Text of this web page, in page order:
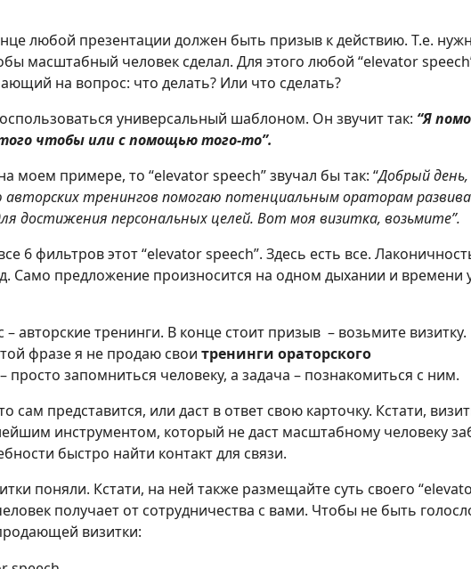
любой презентации должен быть призыв к действию. Т.е.
масштабный человек сделал. Для этого любой “elevator
на вопрос: что делать? Или что сделать?
универсальный шаблоном. Он звучит так: “Я
чтобы или с помощью того-то”.
моем примере, то “elevator speech” звучал бы так: “Добрый день,
тренингов помогаю потенциальным ораторам
достижения персональных целей. Вот моя визитка, возьмите”.
6 фильтров этот “elevator speech”. Здесь есть все.
Само предложение произносится на одном дыхании и времени
авторские тренинги. В конце стоит призыв – возьмите визитку.
фразе я не продаю свои тренинги ораторского
запомниться человеку, а задача – познакомиться с ним.
сам представится, или даст в ответ свою карточку. Кстати,
инструментом, который не даст масштабному человеку
быстро найти контакт для связи.
поняли. Кстати, на ней также размещайте суть своего
получает от сотрудничества с вами. Чтобы не быть
визитки: